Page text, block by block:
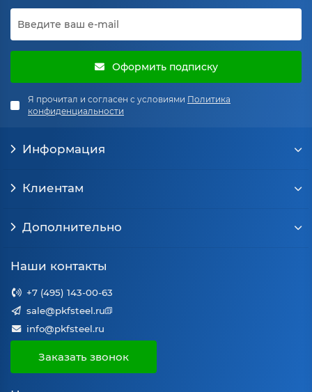
Оформить подписку
Я прочитал и согласен с условиями Политика
конфиденциальности
Информация
Клиентам
Дополнительно
Наши контакты
+7 (495) 143-00-63
sale@pkfsteel.ru
info@pkfsteel.ru
Заказать звонок